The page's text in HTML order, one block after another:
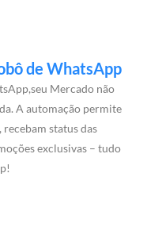
de WhatsApp
Mercado não
A automação permite
status das
exclusivas – tudo